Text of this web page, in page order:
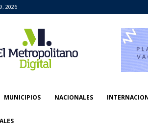
2026
MUNICIPIOS NACIONALES